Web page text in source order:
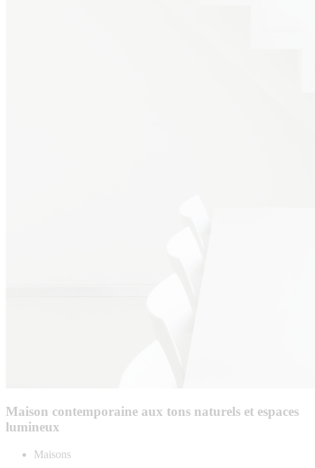
Maison contemporaine aux tons naturels et espaces
lumineux
Maisons